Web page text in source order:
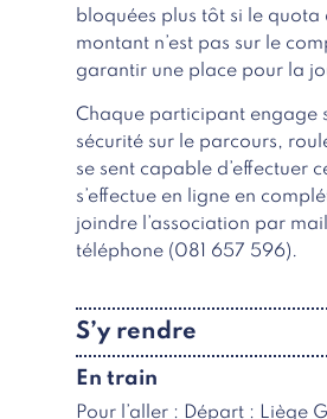
bloquées plus tôt si le quota
montant n’est pas sur le
garantir une place pour la
Chaque participant engage
sécurité sur le parcours,
se sent capable d’effectuer
s’effectue en ligne en
joindre l’association par
téléphone (081 657 596).
S’y rendre
En train
Pour l’aller : Départ : Liège